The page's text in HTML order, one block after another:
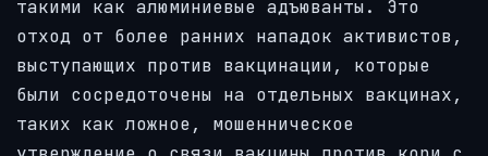
такими как алюминиевые адъюванты. Это
отход от более ранних нападок активистов,
выступающих против вакцинации, которые
были сосредоточены на отдельных вакцинах,
таких как ложное, мошенническое